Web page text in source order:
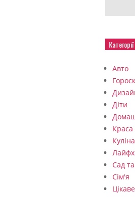
Категорії
Авто
Діти
Краса
Сад
Сім'я
Цікаве